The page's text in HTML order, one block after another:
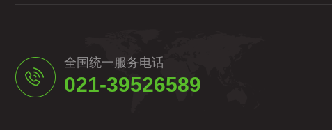
全国统一服务电话
021-39526589